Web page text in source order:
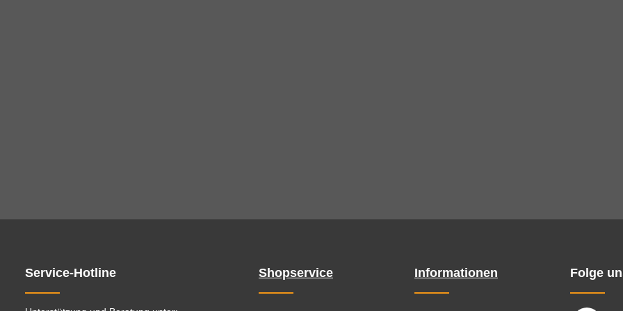
Service-Hotline Shopservice Informationen Folge